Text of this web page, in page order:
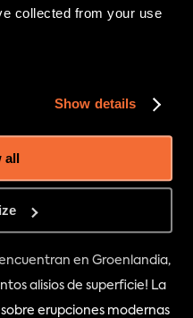
collected from your use
Show details
all
De ahí que veamos
y de rifting
grande y
que las erupciones de
erupciones explosivas
Katla. Esto provocó que
se elevaran
atmósfera. Prueba de ello
en Groenlandia,
alisios de superficie! La
erupciones modernas